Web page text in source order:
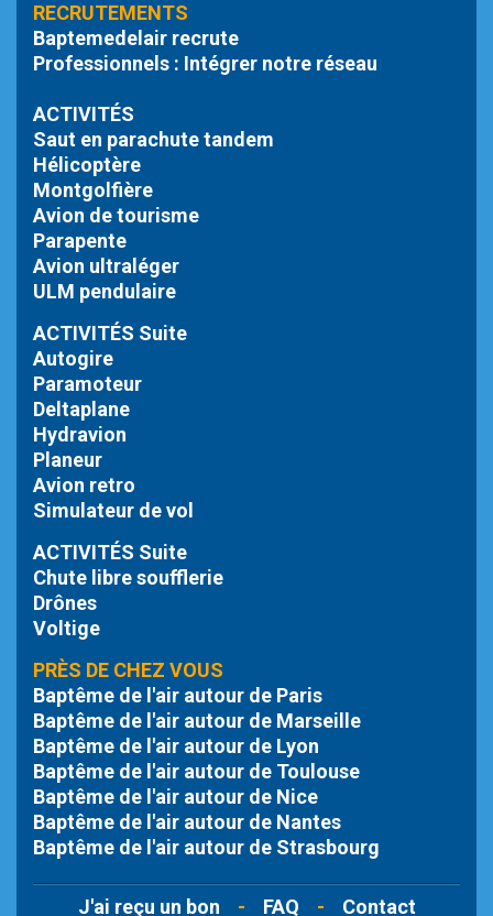
RECRUTEMENTS
Baptemedelair recrute
Professionnels : Intégrer notre réseau
ACTIVITÉS
Saut en parachute tandem
Hélicoptère
Montgolfière
Avion de tourisme
Parapente
Avion ultraléger
ULM pendulaire
ACTIVITÉS Suite
Autogire
Paramoteur
Deltaplane
Hydravion
Planeur
Avion retro
Simulateur de vol
ACTIVITÉS Suite
Chute libresoufflerie
Drônes
Voltige
PRÈS DE CHEZ VOUS
Baptême de l'air autour de Paris
Baptême de l'air autour de Marseille
Baptême de l'air autour de Lyon
Baptême de l'air autour de Toulouse
Baptême de l'air autour de Nice
Baptême de l'air autour de Nantes
Baptême de l'air autour de Strasbourg
J'ai reçu un bon - FAQ - Contact